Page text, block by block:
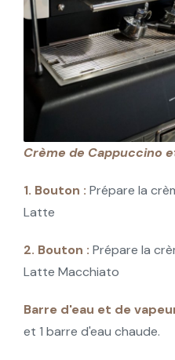
Crème de Cappuccino
1. Bouton : Prépare la
Latte
2. Bouton : Prépare la
Latte Macchiato
Barre d'eau et de
et 1 barre d'eau chaude.